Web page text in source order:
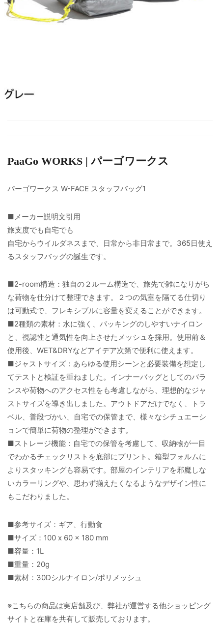
PaaGo WORKS | パーゴワークス
パーゴワークス W-FACE スタッフバッグ1
■メーカー説明文引用
旅支度でも自宅でも
自宅からウイルダネスまで、日常から非日常まで。365日使え
るスタッフバッグの誕生です。
■2-room構造：独自の２ルーム構造で、旅先で雑になりがち
な荷物を仕分けて整理できます。２つの気室を隔てる仕切り
は可動式で、フレキシブルに容量を変えることができます。
■2種類の素材：水に強く、パッキングのしやすいナイロン
と、視認性と通気性を向上させたメッシュを採用。使用前＆
使用後、WET&DRYなどアイデア次第で便利に使えます。
■ジャストサイズ：あらゆる使用シーンと必要装備を想定し
てテストと検証を重ねました。インナーバッグとしてのバラ
ンスや荷物へのアクセス性をも考慮しながら、理想的なジャ
ストサイズを導き出しました。アウトドアだけでなく、トラ
ベル、普段づかい、自宅での保管まで、様々なシチュエーシ
ョンで簡単に荷物の整理ができます。
■ストレージ機能：自宅での保管を考慮して、収納物が一目
でわかるチェックリストを底部にプリント。箱型フォルムに
よりスタッキングも容易です。部屋のインテリアを邪魔しな
いカラーリングや、思わず揃えたくなるようなデザイン性に
もこだわりました。
■参考サイズ：ギア、行動食
■サイズ：100 x 60 x 180 mm
■容量：1L
■重量：20g
■素材：30Dシルナイロン/ポリメッシュ
※こちらの商品は実店舗及び、弊社が運営する他ショッピング
サイトと在庫を共有して販売しております。